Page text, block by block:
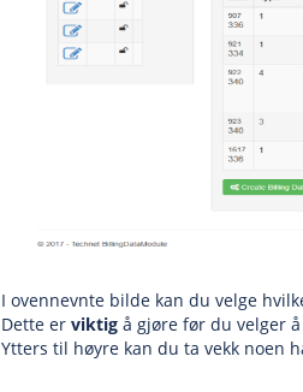
I ovennevnte bilde kan du velge
Dette er viktig å gjøre før du velger
Ytters til høyre kan du ta vekk noen